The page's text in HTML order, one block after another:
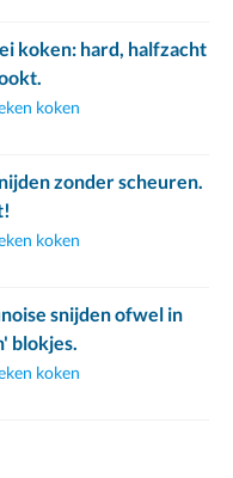
koken: hard, halfzacht
koken
zonder scheuren.
koken
snijden ofwel in
blokjes.
koken